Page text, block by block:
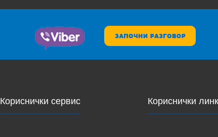
Кориснички сервис Кориснички